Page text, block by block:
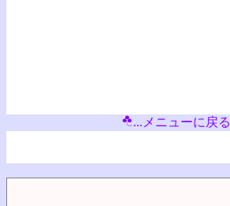
...メニューに戻る